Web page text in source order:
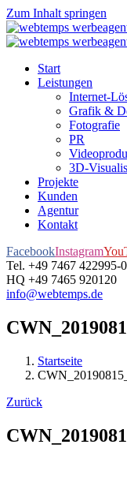
Zum Inhalt springen
Start
Leistungen
Internet-
Grafik &
Fotografie
PR
3D-
Projekte
Kunden
Agentur
Kontakt
FacebookInstagram
Tel. +49 7467 422995-0
HQ +49 7465 920120
info@webtemps.de
Startseite
Zurück